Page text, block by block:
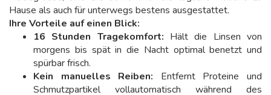
Hause als auch für unterwegs bestens ausgestattet.
Ihre Vorteile auf einen Blick:
16 Stunden Tragekomfort: Hält die Linsen von
morgens bis spät in die Nacht optimal benetzt und
spürbar frisch.
Kein manuelles Reiben: Entfernt Proteine und
Schmutzpartikel vollautomatisch während des